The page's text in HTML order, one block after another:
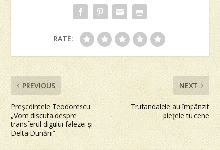
RATE:
PREVIOUS
Preşedintele Teodorescu:
„Vom discuta despre
transferul digului falezei şi
Delta Dunării”
NEXT
Trufandalele au împânzit
pieţele tulcene